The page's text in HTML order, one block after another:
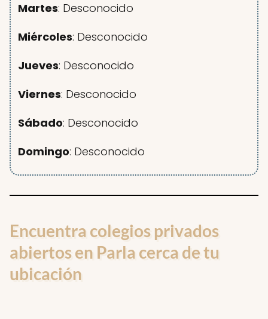
Martes: Desconocido
Miércoles: Desconocido
Jueves: Desconocido
Viernes: Desconocido
Sábado: Desconocido
Domingo: Desconocido
Encuentra colegios privados
abiertos en Parla cerca de tu
ubicación